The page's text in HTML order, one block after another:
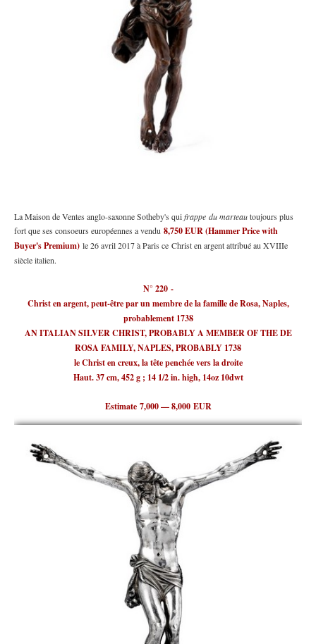
La Maison de Ventes anglo-saxonne Sotheby's quifrappe du marteautoujours plus
fort que ses consoeurs européennes a vendu 8,750 EUR (Hammer Price with
Buyer's Premium) le 26 avril 2017 à Paris ce Christ en argent attribué au XVIIIe
siècle italien.
N° 220 -
Christ en argent, peut-être par un membre de la famille de Rosa, Naples,
probablement 1738
AN ITALIAN SILVER CHRIST, PROBABLY A MEMBER OF THE DE
ROSA FAMILY, NAPLES, PROBABLY 1738
le Christ en creux, la tête penchée vers la droite
Haut. 37 cm, 452 g ; 14 1/2 in. high, 14oz 10dwt
Estimate 7,000 — 8,000 EUR